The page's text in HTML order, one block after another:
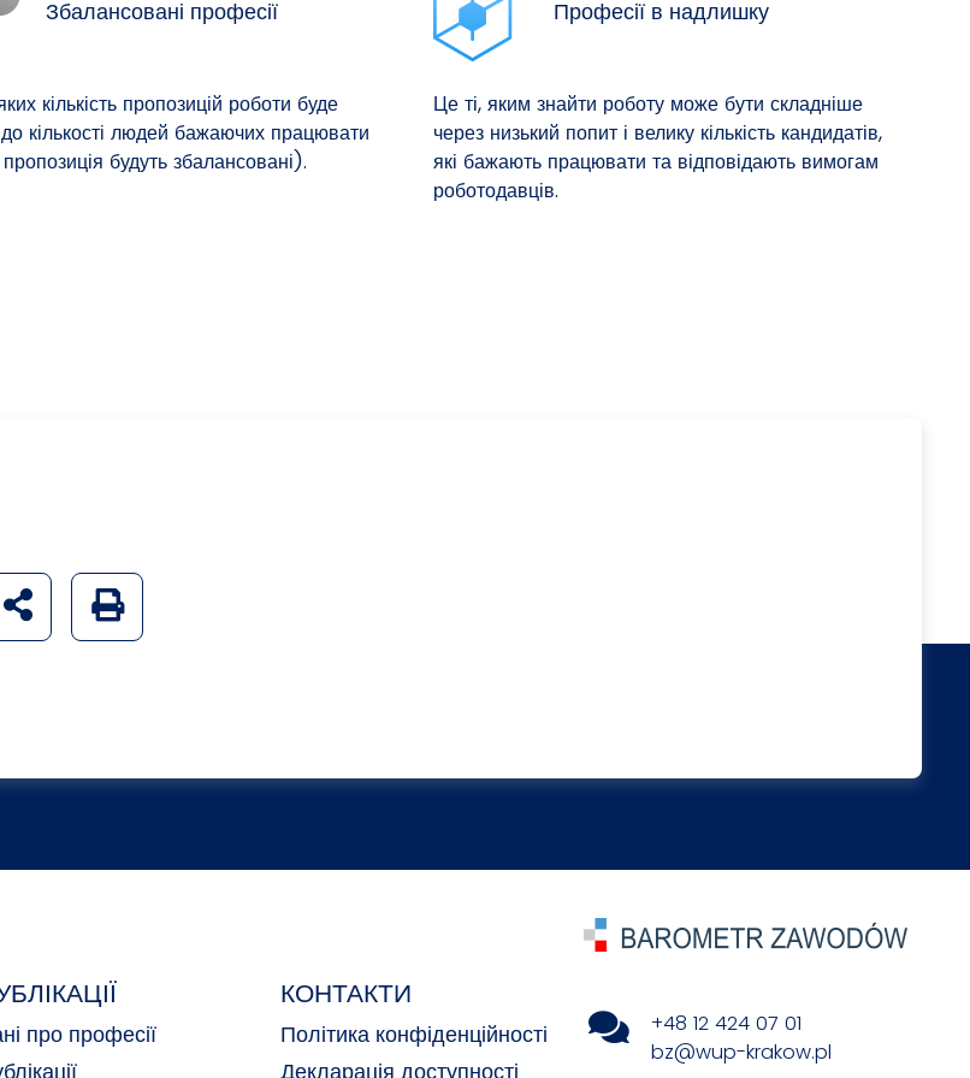
Збалансовані професії
кількість пропозицій роботи буде
кількості людей бажаючих працювати
будуть збалансовані).
Професії в надлишку
Це ті, яким знайти роботу може бути складніше
через низький попит і велику кількість кандидатів,
які бажають працювати та відповідають вимогам
роботодавців.
udostępnij na social mediach
Generuj wersję PDF strony
про професії
КОНТАКТИ
Політика конфіденційності
Декларація доступності
+48 12 424 07 01
bz@wup-krakow.pl